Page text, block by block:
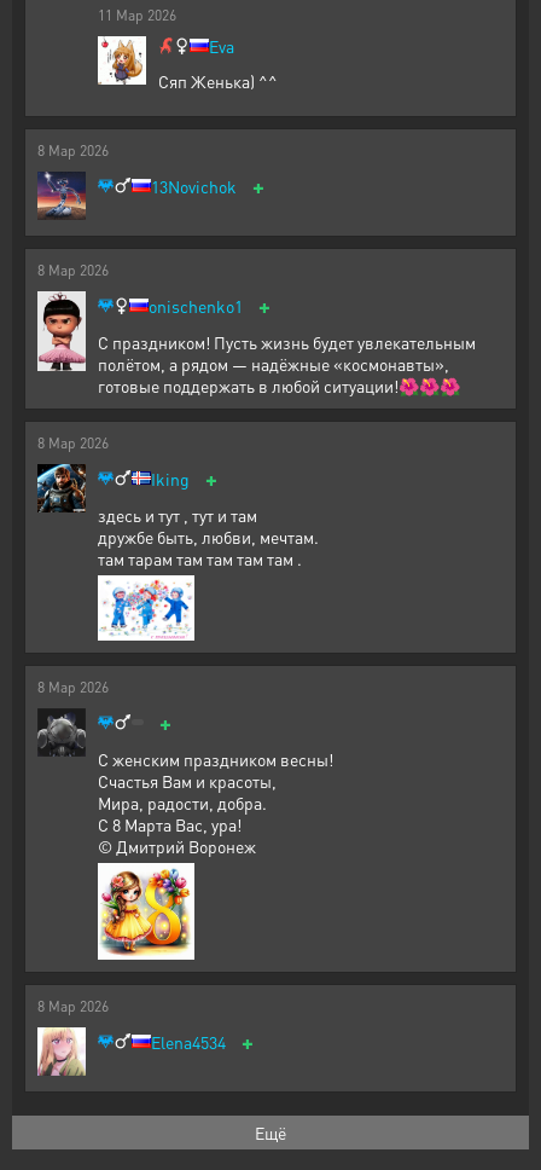
11 Мар 2026
Eva
Сяп Женька) ^^
8 Мар 2026
13Novichok +
8 Мар 2026
onischenko1 +
С праздником! Пусть жизнь будет увлекательным
полётом, а рядом — надёжные «космонавты»,
готовые поддержать в любой ситуации!🌺🌺🌺
8 Мар 2026
Iking +
здесь и тут , тут и там
дружбе быть, любви, мечтам.
там тарам там там там там .
8 Мар 2026
+
С женским праздником весны!
Счастья Вам и красоты,
Мира, радости, добра.
С 8 Марта Вас, ура!
© Дмитрий Воронеж
8 Мар 2026
Elena4534 +
Ещё